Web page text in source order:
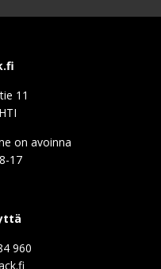
11
on avoinna
17
960